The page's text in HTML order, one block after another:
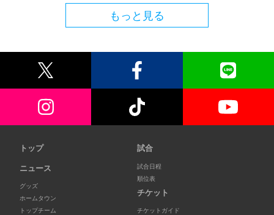
もっと見る
トップ
ニュース
グッズ
ホームタウン
トップチーム
試合
試合日程
順位表
チケット
チケットガイド